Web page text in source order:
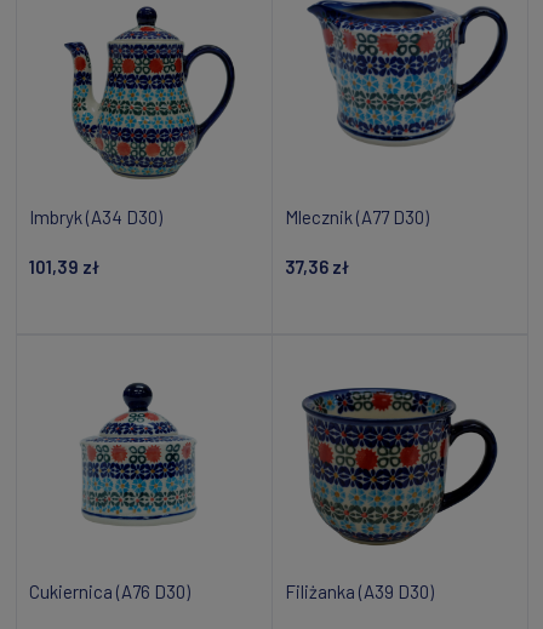
Imbryk (A34 D30)
101,39 zł
Mlecznik (A77 D30)
37,36 zł
Cukiernica (A76 D30) Filiżanka (A39 D30)